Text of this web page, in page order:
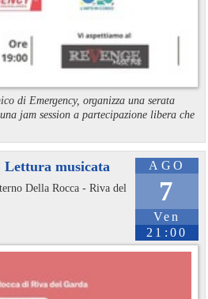
di Emergency, organizza una serata
jam session a partecipazione libera che
AGO
7
Ven
21:00
Lettura musicata
Della Rocca - Riva del